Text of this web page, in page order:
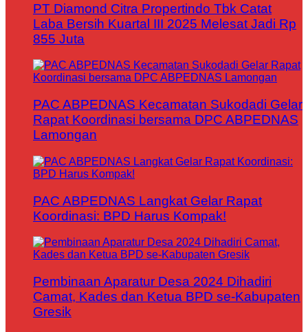
PT Diamond Citra Propertindo Tbk Catat
Laba Bersih Kuartal III 2025 Melesat Jadi Rp
855 Juta
PAC ABPEDNAS Kecamatan Sukodadi Gelar
Rapat Koordinasi bersama DPC ABPEDNAS
Lamongan
PAC ABPEDNAS Langkat Gelar Rapat
Koordinasi: BPD Harus Kompak!
Pembinaan Aparatur Desa 2024 Dihadiri
Camat, Kades dan Ketua BPD se-Kabupaten
Gresik